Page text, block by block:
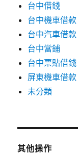
台中借錢
台中機車借款
台中汽車借款
台中當鋪
台中票貼借錢
屏東機車借款
未分類
其他操作